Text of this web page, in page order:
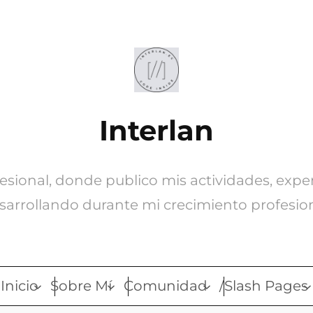
Interlan
donde publico mis actividades,
durante mi crecimiento
Inicio Sobre Mí Comunidad /Slash Pages